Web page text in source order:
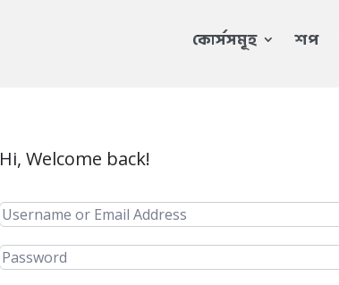
কোর্সসমূহ শপ
Hi, Welcome back!